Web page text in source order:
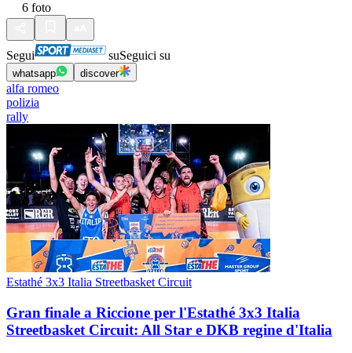
6 foto
Segui suSeguici su
whatsapp discover
alfa romeo
polizia
rally
Estathé 3x3 Italia Streetbasket Circuit
Gran finale a Riccione per l'Estathé 3x3 Italia
Streetbasket Circuit: All Star e DKB regine d'Italia